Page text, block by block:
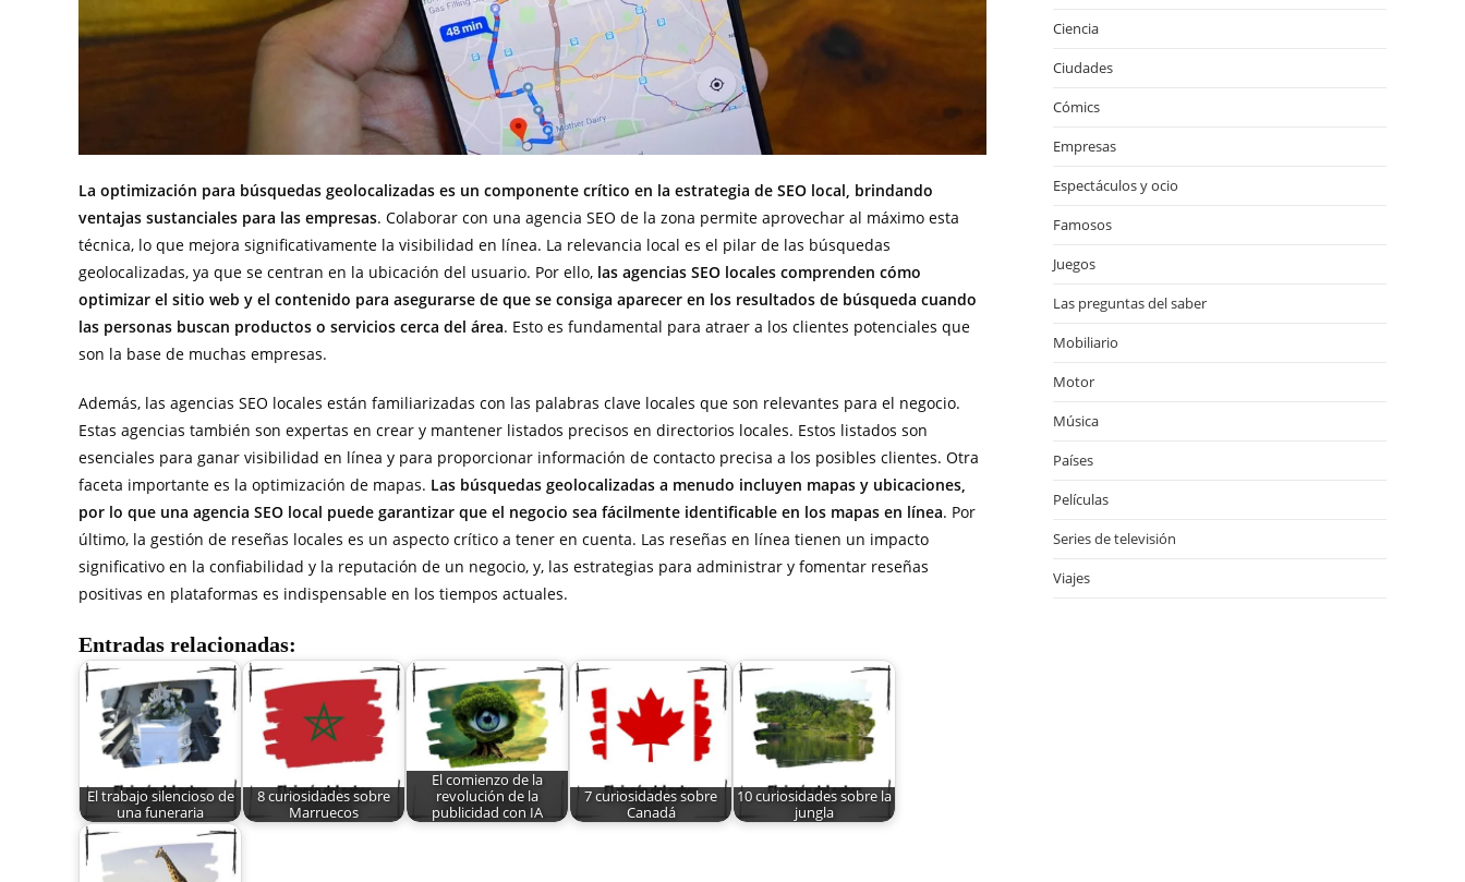
La optimización para búsquedas geolocalizadas es un componente crítico en la estrategia de SEO local, brindando
ventajas sustanciales para las empresas. Colaborar con una agencia SEO de la zona permite aprovechar al máximo esta
técnica, lo que mejora significativamente la visibilidad en línea. La relevancia local es el pilar de las búsquedas
geolocalizadas, ya que se centran en la ubicación del usuario. Por ello, las agencias SEO locales comprenden cómo
optimizar el sitio web y el contenido para asegurarse de que se consiga aparecer en los resultados de búsqueda cuando
las personas buscan productos o servicios cerca del área. Esto es fundamental para atraer a los clientes potenciales que
son la base de muchas empresas.
Además, las agencias SEO locales están familiarizadas con las palabras clave locales que son relevantes para el negocio.
Estas agencias también son expertas en crear y mantener listados precisos en directorios locales. Estos listados son
esenciales para ganar visibilidad en línea y para proporcionar información de contacto precisa a los posibles clientes. Otra
faceta importante es la optimización de mapas. Las búsquedas geolocalizadas a menudo incluyen mapas y ubicaciones,
por lo que una agencia SEO local puede garantizar que el negocio sea fácilmente identificable en los mapas en línea. Por
último, la gestión de reseñas locales es un aspecto crítico a tener en cuenta. Las reseñas en línea tienen un impacto
significativo en la confiabilidad y la reputación de un negocio, y, las estrategias para administrar y fomentar reseñas
positivas en plataformas es indispensable en los tiempos actuales.
Entradas relacionadas:
El trabajo silencioso de
una funeraria
8 curiosidades sobre
Marruecos
El comienzo de la
revolución de la
publicidad con IA
7 curiosidades sobre
Canadá
10 curiosidades sobre la
jungla
Ciencia
Ciudades
Cómics
Empresas
Espectáculos y ocio
Famosos
Juegos
Las preguntas del saber
Mobiliario
Motor
Música
Países
Películas
Series de televisión
Viajes